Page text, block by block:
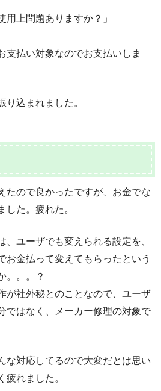
用上問題ありますか？」
支払い対象なのでお支払いしま
り込まれました。
たので良かったですが、お金でな
した。疲れた。
、ユーザでも変えられる設定を、
お金払って変えてもらったという
。。。？
が社外秘とのことなので、ユーザ
ではなく、メーカー修理の対象で
な対応してるので大変だとは思い
疲れました。